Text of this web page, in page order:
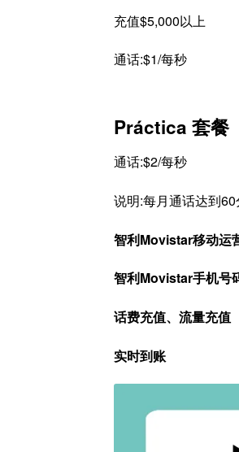
充值$5,000以上
通话:$1/每秒
Práctica 套餐
通话:$2/每秒
说明:每月通话达到60
智利Movistar移动运
智利Movistar手机号
话费充值、流量充值
实时到账